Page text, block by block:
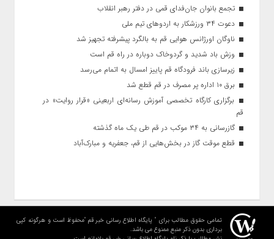
تجمع بانوان جان‌فدای قمی در دفتر رهبر انقلاب
دعوت ۳۴ ورزشکار به اردوهای تیم ملی
ناوگان اورژانس هوایی قم به بالگرد پیشرفته تجهیز شد
وزش باد شدید و گردوخاک دوباره در راه قم است
زیرسازی باند فرودگاه قم پاییز امسال به اتمام می‌رسد
برق ۱۰ اداره پر مصرف در قم قطع شد
برگزاری کارگاه تخصصی آموزش رسانه‌ای اربعینی «قرار روایت» در
قم
گازرسانی به ۳۴ موکب در قم طی یک ماه گذشته
قطع موقت گاز در بخش‌هایی از قم، جعفریه و مبارک‌آباد
تمامی حقوق مطالب برای " پایگاه اطلاع رسانی خبر قم "محفوظ است و هرگونه کپی
برداری بدون ذکر منبع ممنوع می باشد.